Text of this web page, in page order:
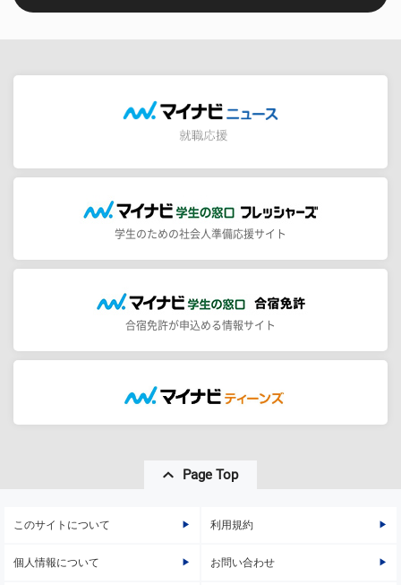
学生のための社会人準備応援サイト
合宿免許が申込める情報サイト
Page Top
このサイトについて 利用規約
個人情報について お問い合わせ